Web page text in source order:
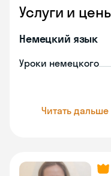
Услуги и
Немецкий язык
Уроки немецкого
Читать дальше